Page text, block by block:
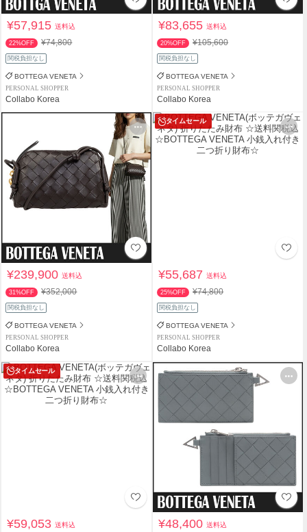
¥57,915送料込
22%OFF ¥74,800
関税負担なし
BOTTEGA VENETA
PERSONAL SHOPPER
Collabo Korea
¥83,655送料込
20%OFF ¥105,600
関税負担なし
BOTTEGA VENETA
PERSONAL SHOPPER
Collabo Korea
¥239,900送料込
31%OFF ¥352,000
関税負担なし
BOTTEGA VENETA
PERSONAL SHOPPER
Collabo Korea
タイムセール
¥55,687送料込
25%OFF ¥74,800
関税負担なし
BOTTEGA VENETA
PERSONAL SHOPPER
Collabo Korea
タイムセール
¥59,053送料込 ¥48,400送料込